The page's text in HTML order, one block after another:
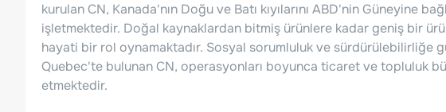
kurulan CN, Kanada'nın Doğu ve Batı kıyılarını ABD'nin Güneyine
işletmektedir. Doğal kaynaklardan bitmiş ürünlere kadar geniş bir
hayati bir rol oynamaktadır. Sosyal sorumluluk ve sürdürülebilirliğe
Quebec'te bulunan CN, operasyonları boyunca ticaret ve topluluk
etmektedir.